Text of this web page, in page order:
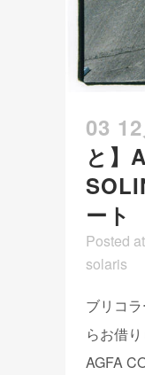
03 12
と】
ート
Posted
solaris
ブリコ
らお借
AGFA